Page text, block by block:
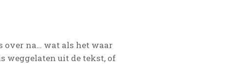
over na… wat als het waar
weggelaten uit de tekst, of